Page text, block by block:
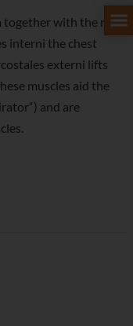
together with the rips
interni the chest
externi lifts
muscles aid the
and are